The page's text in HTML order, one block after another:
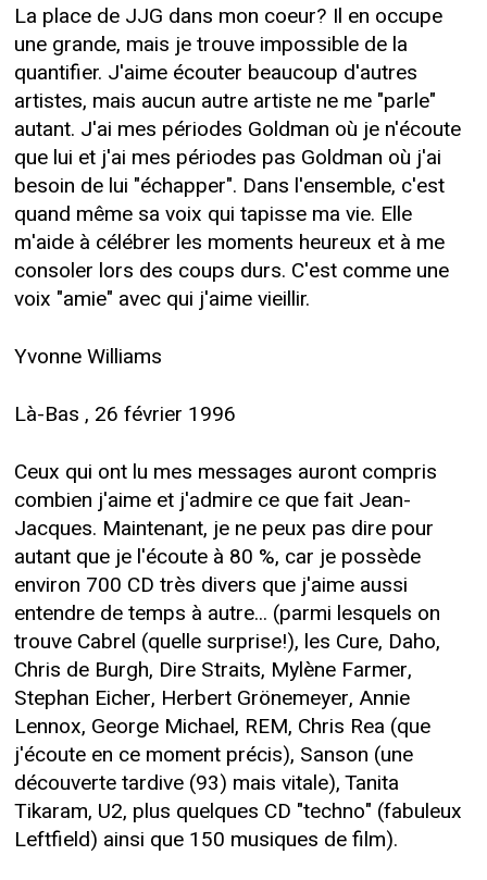
La place de JJG dans mon coeur? Il en occupe
une grande, mais je trouve impossible de la
quantifier. J'aime écouter beaucoup d'autres
artistes, mais aucun autre artiste ne me "parle"
autant. J'ai mes périodes Goldman où je n'écoute
que lui et j'ai mes périodes pas Goldman où j'ai
besoin de lui "échapper". Dans l'ensemble, c'est
quand même sa voix qui tapisse ma vie. Elle
m'aide à célébrer les moments heureux et à me
consoler lors des coups durs. C'est comme une
voix "amie" avec qui j'aime vieillir.
Yvonne Williams
Là-Bas , 26 février 1996
Ceux qui ont lu mes messages auront compris
combien j'aime et j'admire ce que fait Jean-
Jacques. Maintenant, je ne peux pas dire pour
autant que je l'écoute à 80 %, car je possède
environ 700 CD très divers que j'aime aussi
entendre de temps à autre... (parmi lesquels on
trouve Cabrel (quelle surprise!), les Cure, Daho,
Chris de Burgh, Dire Straits, Mylène Farmer,
Stephan Eicher, Herbert Grönemeyer, Annie
Lennox, George Michael, REM, Chris Rea (que
j'écoute en ce moment précis), Sanson (une
découverte tardive (93) mais vitale), Tanita
Tikaram, U2, plus quelques CD "techno" (fabuleux
Leftfield) ainsi que 150 musiques de film).